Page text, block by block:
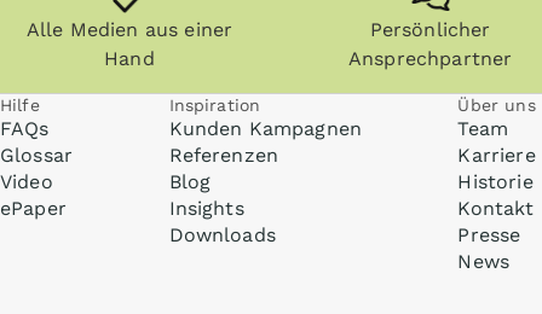
Alle Medien aus einer
Hand
Persönlicher
Ansprechpartner
Hilfe
FAQs
Glossar
Video
ePaper
Inspiration
Kunden Kampagnen
Referenzen
Blog
Insights
Downloads
Über uns
Team
Karriere
Historie
Kontakt
Presse
News